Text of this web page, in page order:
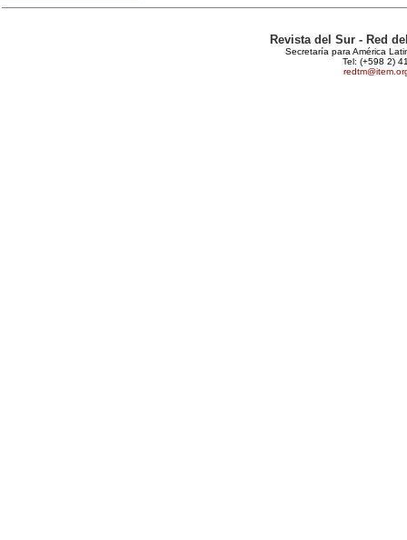
Revista del Sur - Red
Secretaría para América
Tel: (+598 2)